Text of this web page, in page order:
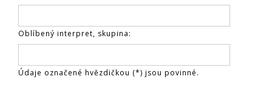
Oblíbený interpret, skupina:
Údaje označené hvězdičkou (*) jsou povinné.